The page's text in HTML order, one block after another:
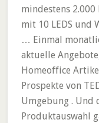
mindestens 2.000
mit 10 LEDS und
… Einmal
aktuelle
Homeoffice
Prospekte von
Umgebung . Und
Produktauswahl